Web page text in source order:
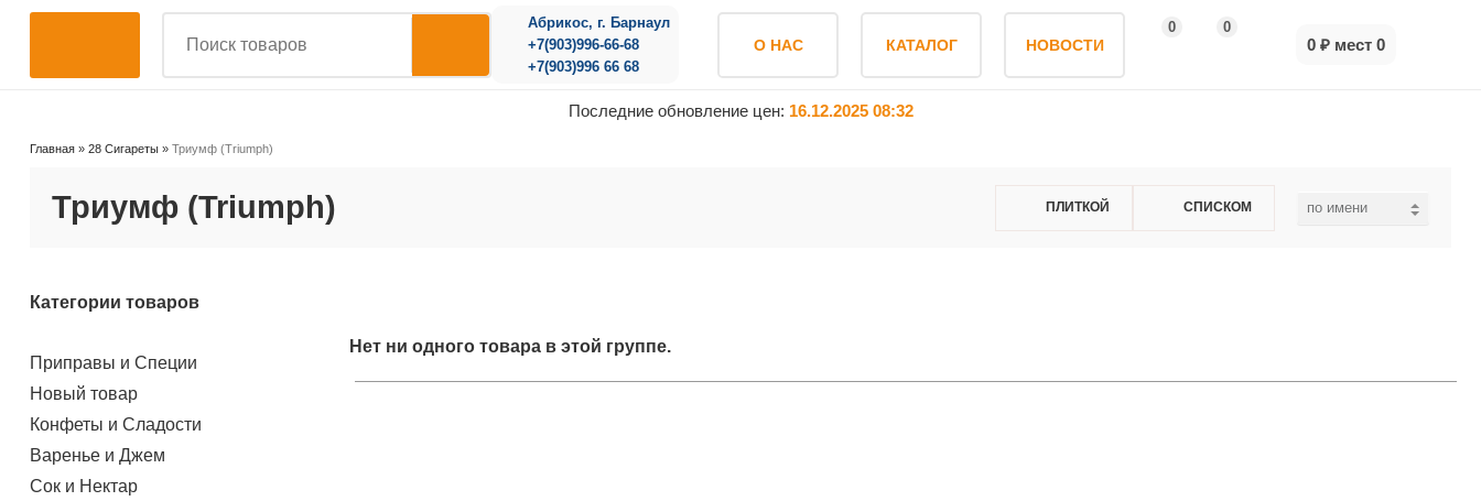
Абрикос, г. Барнаул
+7(903)996-66-68
+7(903)996 66 68
О НАС КАТАЛОГ НОВОСТИ
0 0
0 ₽ мест0
Последние обновление цен: 16.12.2025 08:32
Главная» 28 Сигареты» Триумф (Triumph)
Триумф (Triumph) ПЛИТКОЙ СПИСКОМ
Категории товаров
Приправы и Специи
Новый товар
Конфеты и Сладости
Варенье и Джем
Сок и Нектар
Нет ни одного товара в этой группе.